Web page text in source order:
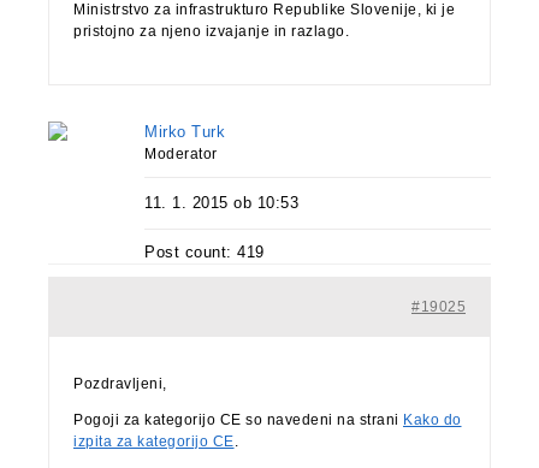
Ministrstvo za infrastrukturo Republike Slovenije, ki je
pristojno za njeno izvajanje in razlago.
Mirko Turk
Moderator
11. 1. 2015 ob 10:53
Post count: 419
#19025
Pozdravljeni,
Pogoji za kategorijo CE so navedeni na strani Kako do
izpita za kategorijo CE.